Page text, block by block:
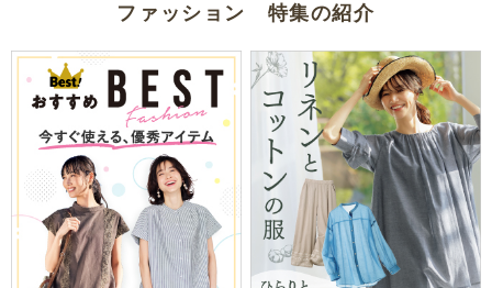
ファッション 特集の紹介